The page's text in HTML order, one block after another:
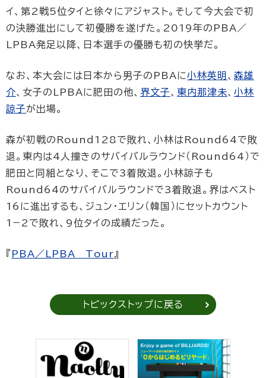
イ、第2戦5位タイと徐々にアジャスト。そして今大会で初
の決勝進出にして初優勝を遂げた。2019年のPBA／
LPBA発足以降、日本選手の優勝も初の快挙だ。
なお、本大会には日本から男子のPBAに小林英明 、 森雄
介、女子のLPBAに肥田の他、 界文子、 東内那津未、 小林
諒子が出場。
森が初戦のRound128で敗れ、小林はRound64で敗
退。東内は4人撞きのサバイバルラウンド（Round64）で
肥田と同組となり、そこで3着敗退。小林諒子も
Round64のサバイバルラウンドで3着敗退。界はベスト
16に進出するも、ジュン・エリン（韓国）にセットカウント
1−2で敗れ、9位タイの成績だった。
『 PBA／LPBA Tour 』
トピックストップに戻る